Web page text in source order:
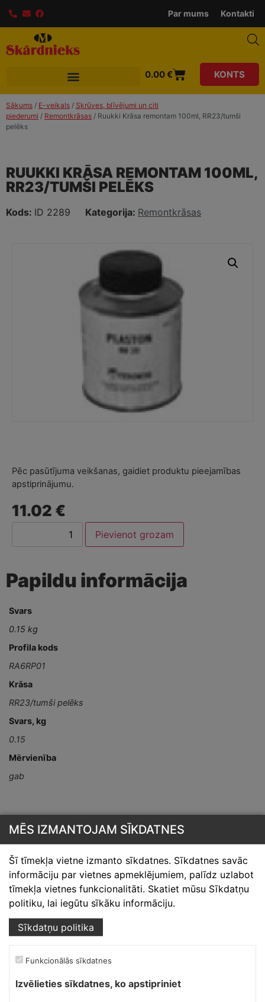
Par mums Kontakti
0.00€ KONTS
Sākums / E-veikals / Skrūves, blīvējumi un citi
piederumi / Remontkrāsas / Ruukki Krāsa remontam 100ml, RR23/tumši
pelēks
RUUKKI KRĀSA REMONTAM 100ML,
RR23/TUMŠI PELĒKS
Kods: ID 2289 Kategorija: Remontkrāsas
Pēc pasūtījuma veikšanas, gaidiet produktu pieejamības
apstiprinājumu.
11.02 €
Pievienot grozam
Papildu informācija
Svars
0.15 kg
Profila kods
RA6RP01
Krāsa
RR23/tumši pelēks
Svars, kg
0.15
Mērvienība
gab
Skārdnieks M
Ofiss, ražošana, noliktava.
Izmēģinātāju iela 1a,
Mob.:+37126317230
MĒS IZMANTOJAM SĪKDATNES
Šī tīmekļa vietne izmanto sīkdatnes. Sīkdatnes savāc
informāciju par vietnes apmeklējumiem, palīdz uzlabot
tīmekļa vietnes funkcionalitāti. Skatiet mūsu Sīkdatņu
politiku, lai iegūtu sīkāku informāciju.
Sīkdatņu politika
Funkcionālās sīkdatnes
Izvēlieties sīkdatnes, ko apstipriniet